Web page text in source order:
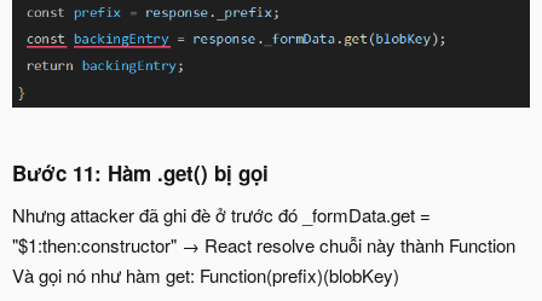
Bước 11: Hàm .get() bị gọi
Nhưng attacker đã ghi đè ở trước đó _formData.get =
"$1:then:constructor" → React resolve chuỗi này thành Function
Và gọi nó như hàm get: Function(prefix)(blobKey)